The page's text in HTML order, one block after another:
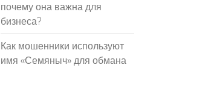
почему она важна для
бизнеса?
Как мошенники используют
имя «Семяныч» для обмана